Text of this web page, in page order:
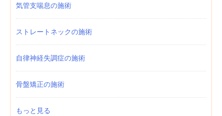
気管支喘息の施術
ストレートネックの施術
自律神経失調症の施術
骨盤矯正の施術
もっと見る